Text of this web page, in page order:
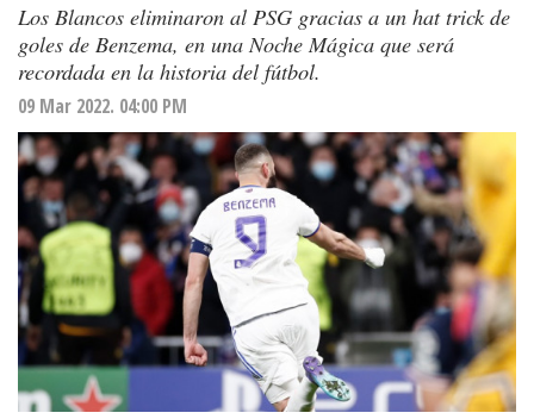
Los Blancos eliminaron al PSG gracias a un hat trick de
goles de Benzema, en una Noche Mágica que será
recordada en la historia del fútbol.
09 Mar 2022. 04:00 PM